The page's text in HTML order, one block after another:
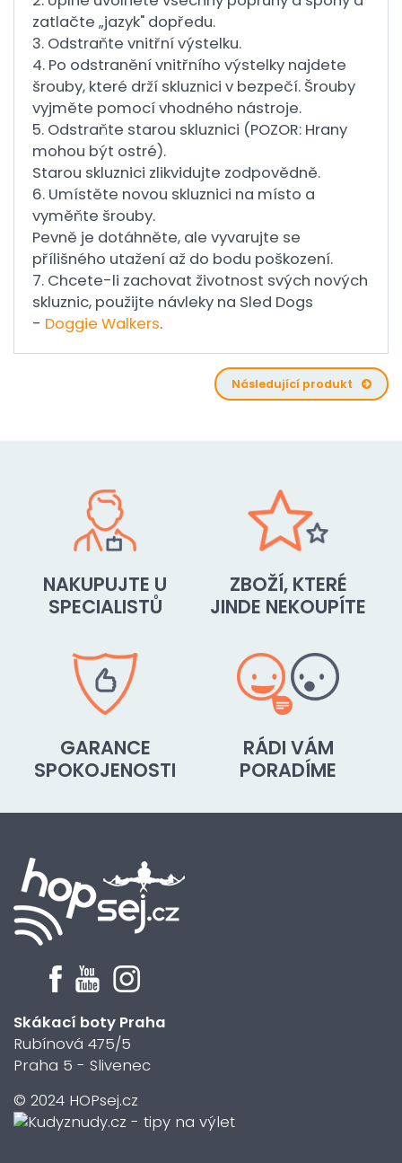
zatlačte „jazyk" dopředu.
3. Odstraňte vnitřní výstelku.
4. Po odstranění vnitřního výstelky najdete
šrouby, které drží skluznici v bezpečí. Šrouby
vyjměte pomocí vhodného nástroje.
5. Odstraňte starou skluznici (POZOR: Hrany
mohou být ostré).
Starou skluznici zlikvidujte zodpovědně.
6. Umístěte novou skluznici na místo a
vyměňte šrouby.
Pevně je dotáhněte, ale vyvarujte se
přílišného utažení až do bodu poškození.
7. Chcete-li zachovat životnost svých nových
skluznic, použijte návleky na Sled Dogs
- Doggie Walkers.
Následující produkt
NAKUPUJTE U
SPECIALISTŮ
ZBOŽÍ, KTERÉ
JINDE NEKOUPÍTE
GARANCE
SPOKOJENOSTI
RÁDI VÁM
PORADÍME
Skákací boty Praha
Rubínová 475/5
Praha 5 - Slivenec
© 2024 HOPsej.cz